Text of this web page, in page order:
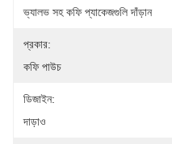
ভ্যালভ সহ কফি প্যাকেজগুলি দাঁড়ান
প্রকার:
কফি পাউচ
ডিজাইন:
দাড়াও